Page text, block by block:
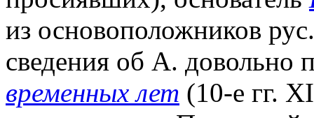
из основоположников
сведения об А. довольно
временных лет (10-е гг.